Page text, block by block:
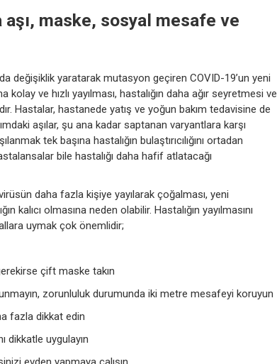
maske, sosyal mesafe ve
değişiklik yaratarak mutasyon geçiren COVID-19’un yeni
kolay ve hızlı yayılması, hastalığın daha ağır seyretmesi ve
Hastalar, hastanede yatış ve yoğun bakım tedavisine de
aşılar, şu ana kadar saptanan varyantlara karşı
tek başına hastalığın bulaştırıcılığını ortadan
bile hastalığı daha hafif atlatacağı
daha fazla kişiye yayılarak çoğalması, yeni
kalıcı olmasına neden olabilir. Hastalığın yayılmasını
uymak çok önemlidir;
çift maske takın
zorunluluk durumunda iki metre mesafeyi koruyun
fazla dikkat edin
dikkatle uygulayın